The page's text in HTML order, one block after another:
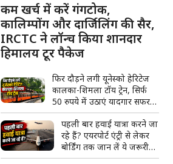
कम खर्च में करें गंगटोक,
कालिम्पोंग और दार्जिलिंग की सैर,
IRCTC ने लॉन्च किया शानदार
हिमालय टूर पैकेज
फिर दौड़ने लगी यूनेस्को हेरिटेज
कालका-शिमला टॉय ट्रेन, सिर्फ
50 रुपये में उठाएं यादगार सफर
का आनंद, जानें पूरी डिटेल
पहली बार हवाई यात्रा करने जा
रहे हैं? एयरपोर्ट एंट्री से लेकर
बोर्डिंग तक जान लें ये जरूरी
बातें